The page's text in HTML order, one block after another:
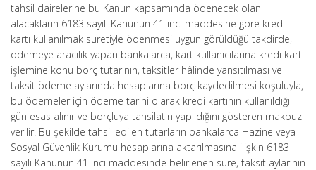
tahsil dairelerine bu Kanun kapsamında ödenecek olan
alacakların 6183 sayılı Kanunun 41 inci maddesine göre kredi
kartı kullanılmak suretiyle ödenmesi uygun görüldüğü takdirde,
ödemeye aracılık yapan bankalarca, kart kullanıcılarına kredi kartı
işlemine konu borç tutarının, taksitler hâlinde yansıtılması ve
taksit ödeme aylarında hesaplarına borç kaydedilmesi koşuluyla,
bu ödemeler için ödeme tarihi olarak kredi kartının kullanıldığı
gün esas alınır ve borçluya tahsilatın yapıldığını gösteren makbuz
verilir. Bu şekilde tahsil edilen tutarların bankalarca Hazine veya
Sosyal Güvenlik Kurumu hesaplarına aktarılmasına ilişkin 6183
sayılı Kanunun 41 inci maddesinde belirlenen süre, taksit aylarının